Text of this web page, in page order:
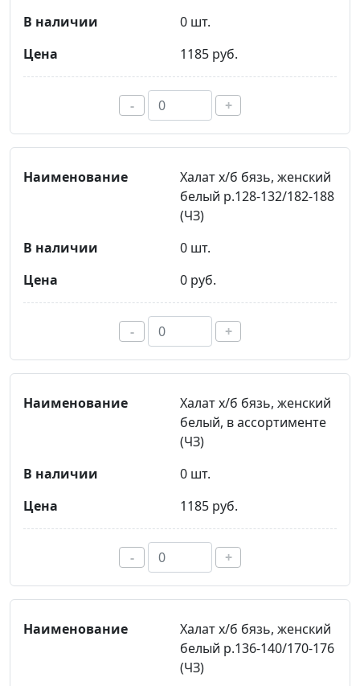
0 шт.
1185 руб.
- +
Халат х/б бязь, женский
белый р.128-132/182-188
(ЧЗ)
0 шт.
0 руб.
- +
Халат х/б бязь, женский
белый, в ассортименте
(ЧЗ)
0 шт.
1185 руб.
- +
Халат х/б бязь, женский
белый р.136-140/170-176
(ЧЗ)